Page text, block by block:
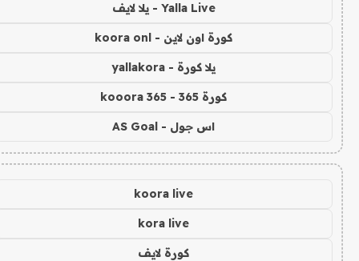
Yalla Live - يلا لايف
كورة اون لاين - koora onl
يلا كورة - yallakora
كورة 365 - kooora 365
اس جول - AS Goal
koora live
kora live
كورة لايف